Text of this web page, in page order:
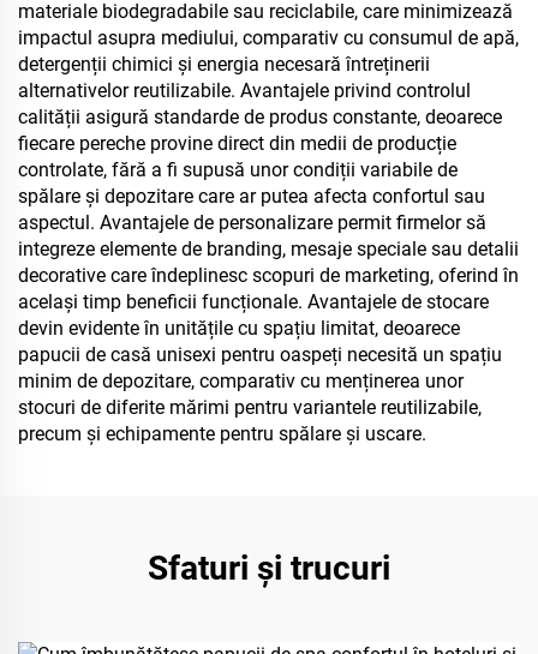
materiale biodegradabile sau reciclabile, care minimizează
impactul asupra mediului, comparativ cu consumul de apă,
detergenții chimici și energia necesară întreținerii
alternativelor reutilizabile. Avantajele privind controlul
calității asigură standarde de produs constante, deoarece
fiecare pereche provine direct din medii de producție
controlate, fără a fi supusă unor condiții variabile de
spălare și depozitare care ar putea afecta confortul sau
aspectul. Avantajele de personalizare permit firmelor să
integreze elemente de branding, mesaje speciale sau detalii
decorative care îndeplinesc scopuri de marketing, oferind în
același timp beneficii funcționale. Avantajele de stocare
devin evidente în unitățile cu spațiu limitat, deoarece
papucii de casă unisexi pentru oaspeți necesită un spațiu
minim de depozitare, comparativ cu menținerea unor
stocuri de diferite mărimi pentru variantele reutilizabile,
precum și echipamente pentru spălare și uscare.
Sfaturi și trucuri